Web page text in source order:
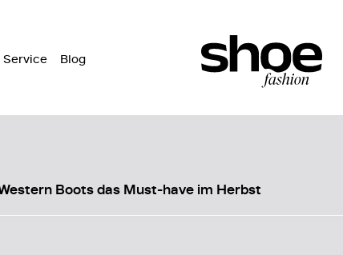
Service Blog
Boots das Must-have im Herbst